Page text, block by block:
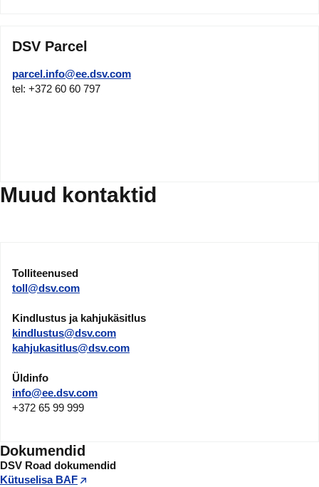
DSV Parcel
parcel.info@ee.dsv.com
tel: +372 60 60 797
Muud kontaktid
Tolliteenused
toll@dsv.com
Kindlustus ja kahjukäsitlus
kindlustus@dsv.com
kahjukasitlus@dsv.com
Üldinfo
info@ee.dsv.com
+372 65 99 999
Dokumendid
DSV Road dokumendid
Kütuselisa BAF